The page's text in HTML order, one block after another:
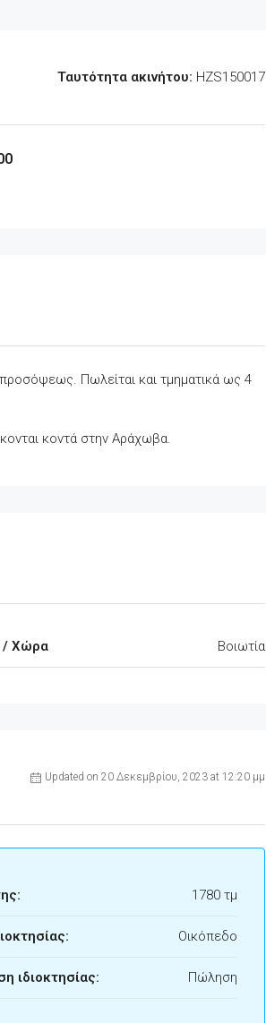
Ταυτότητα ακινήτου: HZS150017
Πωλείται και τμηματικά ως 4
κοντά στην Αράχωβα.
/ Χώρα Βοιωτία
Updated on 20 Δεκεμβρίου, 2023 at 12:20 μμ
1780 τμ
Οικόπεδο
ιδιοκτησίας: Πώληση